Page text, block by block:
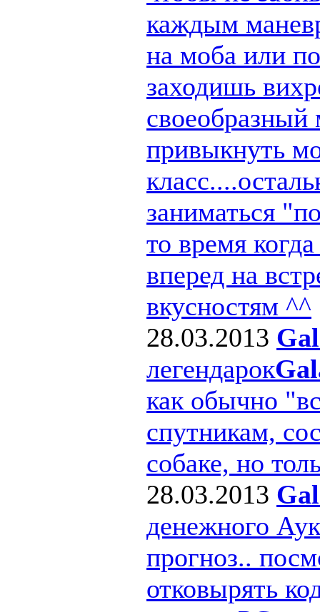
каждым
на моба или
заходишь
своеобразный
привыкнуть
заниматься
то время
вперед на
вкусностям ^^
28.03.2013
легендарок
как обычно
спутникам,
собаке, но
28.03.2013
денежного
прогноз..
отковырять